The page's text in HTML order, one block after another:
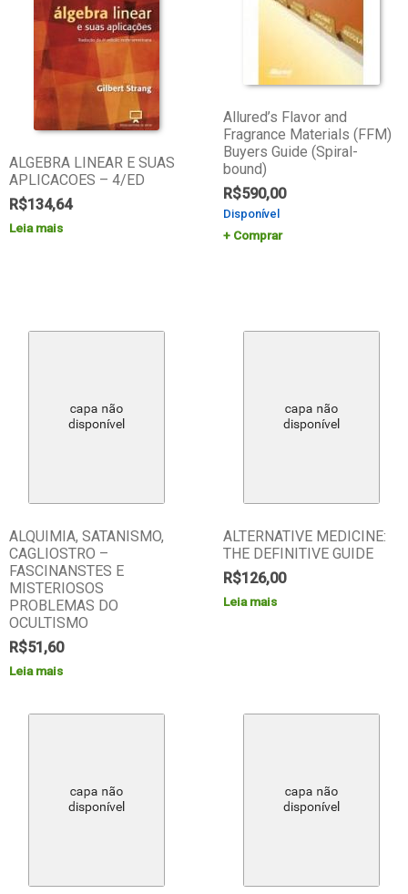
ALGEBRA LINEAR E SUAS
APLICACOES – 4/ED
R$134,64
Leia mais
Allured’s Flavor and
Fragrance Materials (FFM)
Buyers Guide (Spiral-
bound)
R$590,00
Disponível
Comprar
ALQUIMIA, SATANISMO,
CAGLIOSTRO –
FASCINANSTES E
MISTERIOSOS
PROBLEMAS DO
OCULTISMO
R$51,60
Leia mais
ALTERNATIVE MEDICINE:
THE DEFINITIVE GUIDE
R$126,00
Leia mais